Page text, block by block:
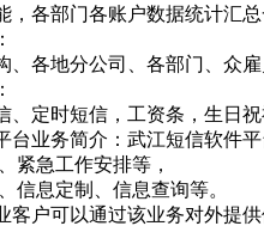
，各部门各账户数据统计汇总
、各地分公司、各部门、众雇
、定时短信，工资条，生日
台业务简介：武江短信软件
紧急工作安排等，
信息定制、信息查询等。
客户可以通过该业务对外提供